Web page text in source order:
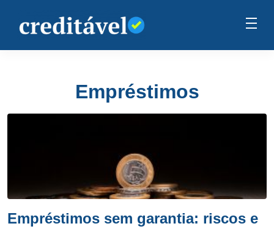
Empréstimos
Empréstimos sem garantia: riscos e